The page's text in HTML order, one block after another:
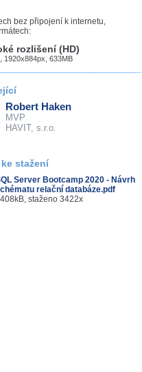
bez připojení k internetu,
rozlišení (HD)
1920x884px, 633MB
Robert Haken
MVP
HAVIT, s.r.o.
stažení
Server Bootcamp 2020 - Návrh
relační databáze.pdf
staženo 3422x